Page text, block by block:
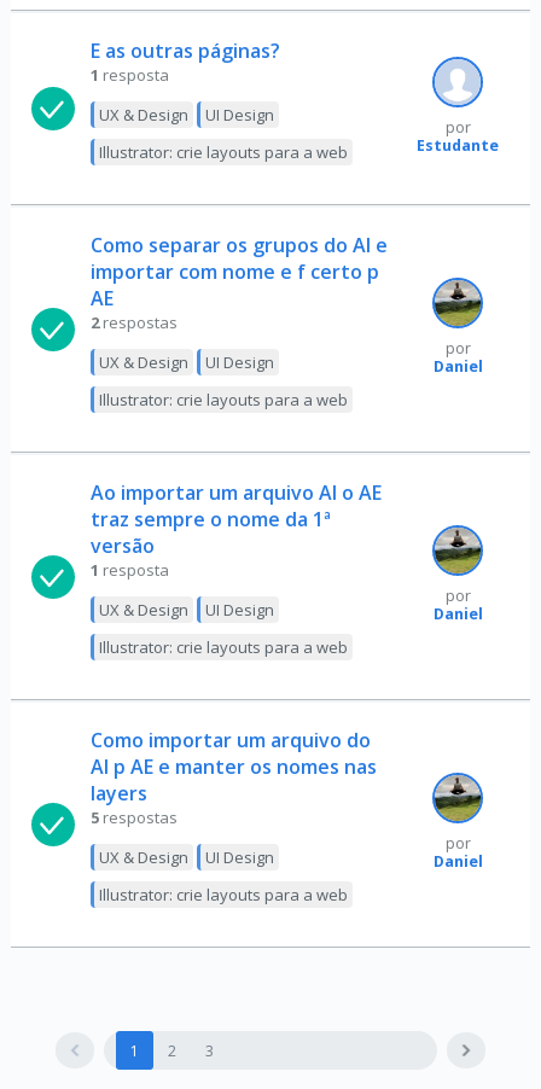
E as outras páginas?
1 resposta
UX & Design
UI Design
Illustrator: crie layouts para a web
por
Estudante
Como separar os grupos do AI e
importar com nome e f certo p
AE
2 respostas
UX & Design
UI Design
Illustrator: crie layouts para a web
por
Daniel
Ao importar um arquivo AI o AE
traz sempre o nome da 1ª
versão
1 resposta
UX & Design
UI Design
Illustrator: crie layouts para a web
por
Daniel
Como importar um arquivo do
AI p AE e manter os nomes nas
layers
5 respostas
UX & Design
UI Design
Illustrator: crie layouts para a web
por
Daniel
1 2 3